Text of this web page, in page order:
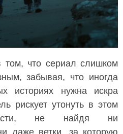
что сериал слишком
забывая, что иногда
историях нужна искра
рискует утонуть в этом
не найдя ни